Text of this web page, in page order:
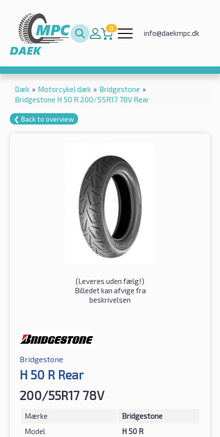
0
info@daekmpc.dk
Dæk » Motorcykel dæk » Bridgestone »
Bridgestone H 50 R 200/55R17 78V Rear
❮ Back to overview
(Leveres uden fælg!)
Billedet kan afvige fra
beskrivelsen
Bridgestone
H 50 R Rear
200/55R17 78V
Mærke
Bridgestone
Model
H 50 R